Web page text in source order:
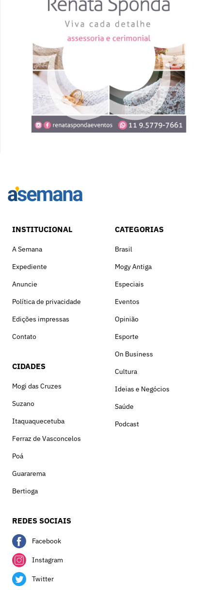
INSTITUCIONAL
A Semana
Expediente
Anuncie
Política de privacidade
Edições impressas
Contato
CIDADES
Mogi das Cruzes
Suzano
Itaquaquecetuba
Ferraz de Vasconcelos
Poá
Guararema
Bertioga
CATEGORIAS
Brasil
Mogy Antiga
Especiais
Eventos
Opinião
Esporte
On Business
Cultura
Ideias e Negócios
Saúde
Podcast
REDES SOCIAIS
Facebook
Instagram
Twitter